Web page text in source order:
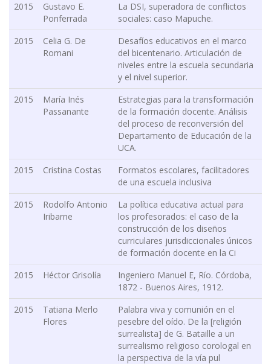
2015
Gustavo E.
Ponferrada
La DSI, superadora de conflictos
sociales: caso Mapuche.
2015
Celia G. De
Romani
Desafíos educativos en el marco
del bicentenario. Articulación de
niveles entre la escuela secundaria
y el nivel superior.
2015
María Inés
Passanante
Estrategias para la transformación
de la formación docente. Análisis
del proceso de reconversión del
Departamento de Educación de la
UCA.
2015
Cristina Costas
Formatos escolares, facilitadores
de una escuela inclusiva
2015
Rodolfo Antonio
Iribarne
La política educativa actual para
los profesorados: el caso de la
construcción de los diseños
curriculares jurisdiccionales únicos
de formación docente en la Ci
2015
Héctor Grisolía
Ingeniero Manuel E, Río. Córdoba,
1872 - Buenos Aires, 1912.
2015
Tatiana Merlo
Flores
Palabra viva y comunión en el
pesebre del oído. De la [religión
surrealista] de G. Bataille a un
surrealismo religioso corologal en
la perspectiva de la vía pul